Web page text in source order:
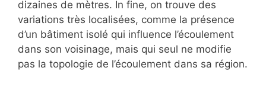
dizaines de mètres. In fine, on trouve des
variations très localisées, comme la présence
d’un bâtiment isolé qui influence l’écoulement
dans son voisinage, mais qui seul ne modifie
pas la topologie de l’écoulement dans sa région.